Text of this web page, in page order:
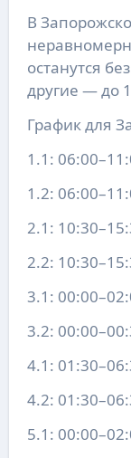
В
останутся
другие — до
График для
1.1:
1.2:
2.1:
2.2:
3.1:
3.2:
4.1:
4.2:
5.1: